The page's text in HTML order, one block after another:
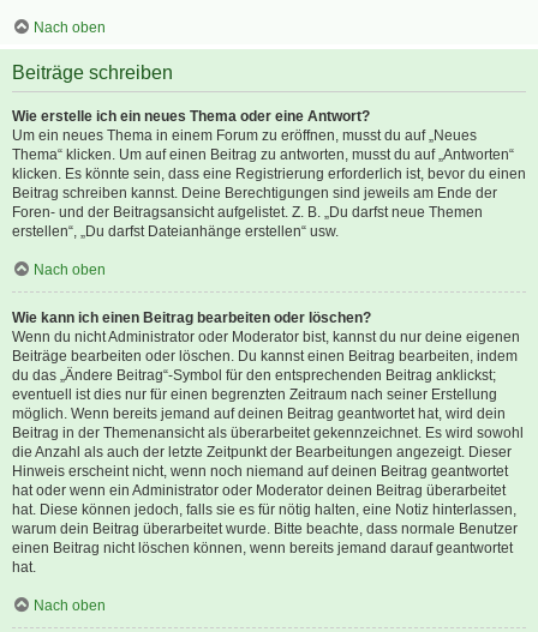
Nach oben
Beiträge schreiben
Wie erstelle ich ein neues Thema oder eine Antwort?
Um ein neues Thema in einem Forum zu eröffnen, musst du auf „Neues
Thema“ klicken. Um auf einen Beitrag zu antworten, musst du auf „Antworten“
klicken. Es könnte sein, dass eine Registrierung erforderlich ist, bevor du einen
Beitrag schreiben kannst. Deine Berechtigungen sind jeweils am Ende der
Foren- und der Beitragsansicht aufgelistet. Z. B. „Du darfst neue Themen
erstellen“, „Du darfst Dateianhänge erstellen“ usw.
Nach oben
Wie kann ich einen Beitrag bearbeiten oder löschen?
Wenn du nicht Administrator oder Moderator bist, kannst du nur deine eigenen
Beiträge bearbeiten oder löschen. Du kannst einen Beitrag bearbeiten, indem
du das „Ändere Beitrag“-Symbol für den entsprechenden Beitrag anklickst;
eventuell ist dies nur für einen begrenzten Zeitraum nach seiner Erstellung
möglich. Wenn bereits jemand auf deinen Beitrag geantwortet hat, wird dein
Beitrag in der Themenansicht als überarbeitet gekennzeichnet. Es wird sowohl
die Anzahl als auch der letzte Zeitpunkt der Bearbeitungen angezeigt. Dieser
Hinweis erscheint nicht, wenn noch niemand auf deinen Beitrag geantwortet
hat oder wenn ein Administrator oder Moderator deinen Beitrag überarbeitet
hat. Diese können jedoch, falls sie es für nötig halten, eine Notiz hinterlassen,
warum dein Beitrag überarbeitet wurde. Bitte beachte, dass normale Benutzer
einen Beitrag nicht löschen können, wenn bereits jemand darauf geantwortet
hat.
Nach oben